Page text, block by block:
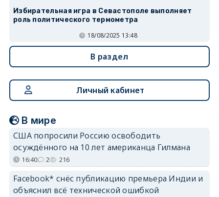
Избирательная игра в Севастополе выполняет
роль политического термометра
18/08/2025 13:48
В раздел
Личный кабинет
В мире
США попросили Россию освободить
осуждённого на 10 лет американца Гилмана
16:40 2 216
Facebook* снёс публикацию премьера Индии и
объяснил всё технической ошибкой